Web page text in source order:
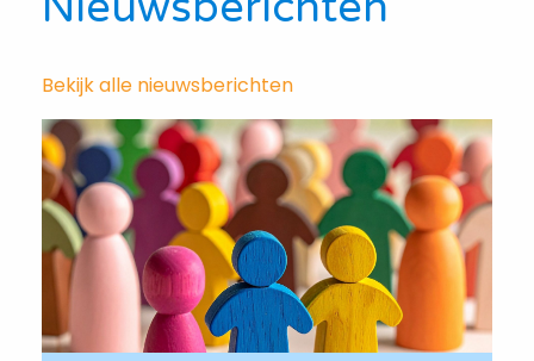
Bekijk alle nieuwsberichten